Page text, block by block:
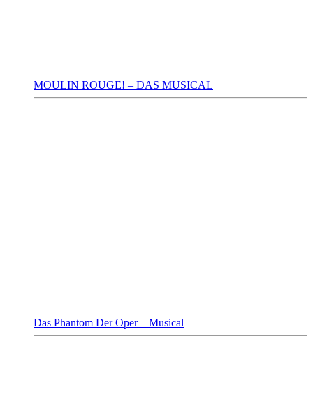
MOULIN ROUGE! – DAS MUSICAL
Das Phantom Der Oper – Musical